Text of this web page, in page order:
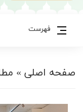
فهرست
صفحه اصلی »